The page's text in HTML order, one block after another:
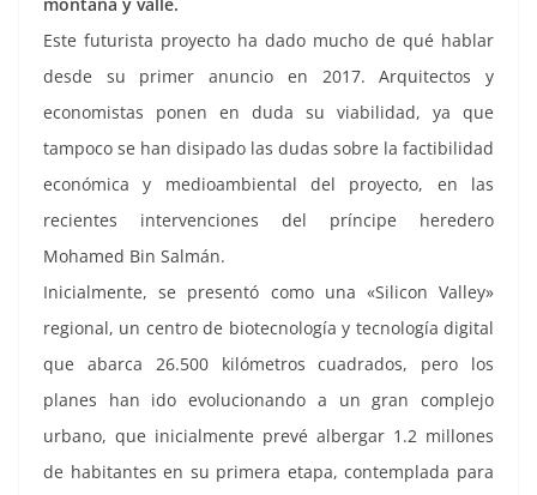
montaña y valle.
Este futurista proyecto ha dado mucho de qué hablar
desde su primer anuncio en 2017. Arquitectos y
economistas ponen en duda su viabilidad, ya que
tampoco se han disipado las dudas sobre la factibilidad
económica y medioambiental del proyecto, en las
recientes intervenciones del príncipe heredero
Mohamed Bin Salmán.
Inicialmente, se presentó como una «Silicon Valley»
regional, un centro de biotecnología y tecnología digital
que abarca 26.500 kilómetros cuadrados, pero los
planes han ido evolucionando a un gran complejo
urbano, que inicialmente prevé albergar 1.2 millones
de habitantes en su primera etapa, contemplada para